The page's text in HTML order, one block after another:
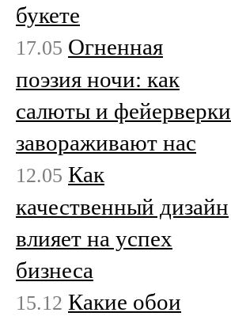
букете
17.05 Огненная
поэзия ночи: как
салюты и фейерверки
завораживают нас
12.05 Как
качественный дизайн
влияет на успех
бизнеса
15.12 Какие обои